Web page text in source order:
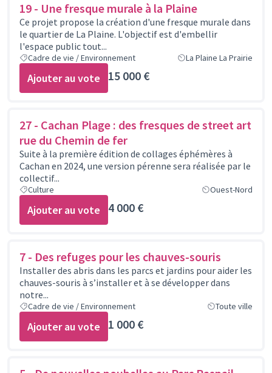
19 - Une fresque murale à la Plaine
Ce projet propose la création d'une fresque murale dans
le quartier de La Plaine. L'objectif est d'embellir
l'espace public tout...
Cadre de vie / Environnement La Plaine La Prairie
Ajouter au vote 15 000 €
27 - Cachan Plage : des fresques de street art
rue du Chemin de fer
Suite à la première édition de collages éphémères à
Cachan en 2024, une version pérenne sera réalisée par le
collectif...
Culture Ouest-Nord
Ajouter au vote 4 000 €
7 - Des refuges pour les chauves-souris
Installer des abris dans les parcs et jardins pour aider les
chauves-souris à s’installer et à se développer dans
notre...
Cadre de vie / Environnement Toute ville
Ajouter au vote 1 000 €